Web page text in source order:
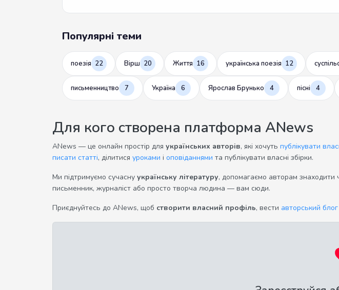
Популярні теми
поезія 22 Вірш 20 Життя 16 українська поезія 12
письменництво 7 Україна 6 Ярослав Брунько 4 пісні 4
Для кого створена платформа ANews
ANews — це онлайн простір для українських авторів, які хочуть публікувати
писати статті, ділитися уроками і оповіданнями та публікувати власні збірки.
Ми підтримуємо сучасну українську літературу, допомагаємо авторам знаходити
письменник, журналіст або просто творча людина — вам сюди.
Приєднуйтесь до ANews, щоб створити власний профіль, вести авторський блог